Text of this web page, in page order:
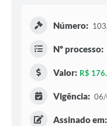
Número:
Nº processo:
Valor: R$
Vigência:
Assinado em: